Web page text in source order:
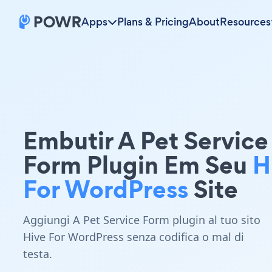
Apps Plans & PricingAboutResources
Embutir A Pet Service
Form Plugin Em Seu
For WordPressSite
Aggiungi A Pet Service Form plugin al tuo sito
Hive For WordPress senza codifica o mal di
testa.